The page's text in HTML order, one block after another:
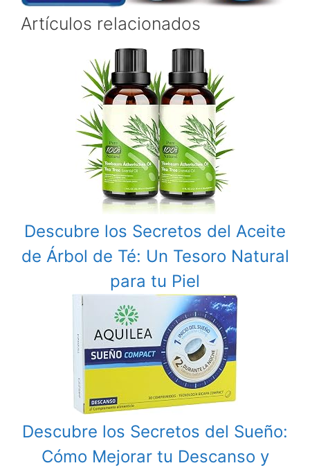
Artículos relacionados
Descubre los Secretos del Aceite
de Árbol de Té: Un Tesoro Natural
para tu Piel
Descubre los Secretos del Sueño:
Cómo Mejorar tu Descanso y